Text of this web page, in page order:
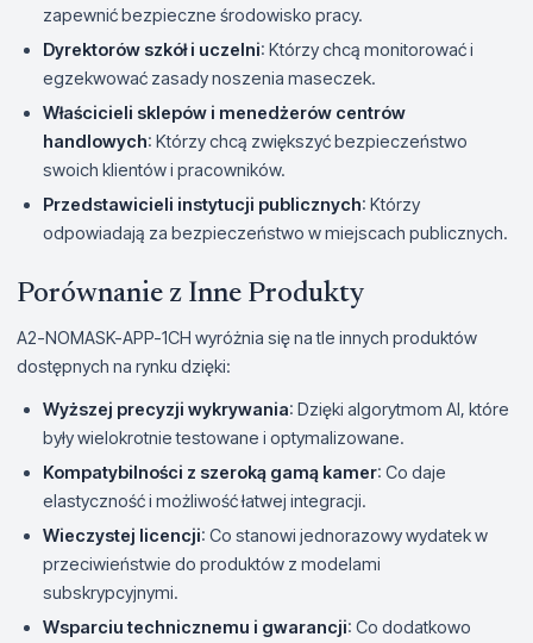
zapewnić bezpieczne środowisko pracy.
Dyrektorów szkół i uczelni: Którzy chcą monitorować i
egzekwować zasady noszenia maseczek.
Właścicieli sklepów i menedżerów centrów
handlowych: Którzy chcą zwiększyć bezpieczeństwo
swoich klientów i pracowników.
Przedstawicieli instytucji publicznych: Którzy
odpowiadają za bezpieczeństwo w miejscach publicznych.
Porównanie z Inne Produkty
A2-NOMASK-APP-1CH wyróżnia się na tle innych produktów
dostępnych na rynku dzięki:
Wyższej precyzji wykrywania: Dzięki algorytmom AI, które
były wielokrotnie testowane i optymalizowane.
Kompatybilności z szeroką gamą kamer: Co daje
elastyczność i możliwość łatwej integracji.
Wieczystej licencji: Co stanowi jednorazowy wydatek w
przeciwieństwie do produktów z modelami
subskrypcyjnymi.
Wsparciu technicznemu i gwarancji: Co dodatkowo